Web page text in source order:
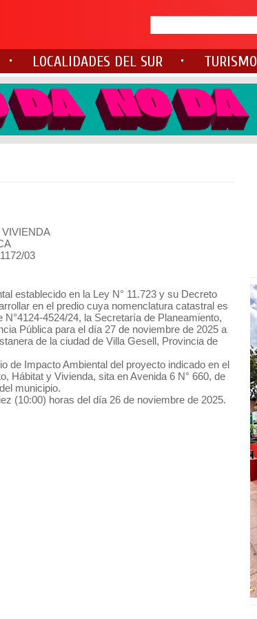
LOCALIDADES DEL SUR TURISMO
03
establecido en la Ley N° 11.723 y su Decreto
en el predio cuya nomenclatura catastral es
4524/24, la Secretaría de Planeamiento,
Pública para el día 27 de noviembre de 2025 a
de la ciudad de Villa Gesell, Provincia de
de Impacto Ambiental del proyecto indicado en el
Hábitat y Vivienda, sita en Avenida 6 N° 660, de
municipio.
(10:00) horas del día 26 de noviembre de 2025.